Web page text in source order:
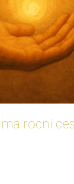
ma rocni